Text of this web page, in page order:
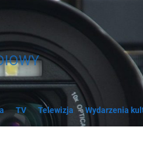
TV Telewizja Wydarzenia